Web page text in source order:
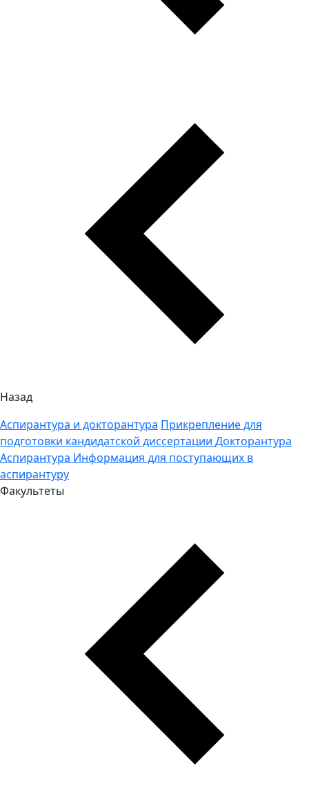
Назад
Аспирантура и докторантура Прикрепление для
подготовки кандидатской диссертации Докторантура
Аспирантура Информация для поступающих в
аспирантуру
Факультеты